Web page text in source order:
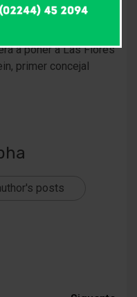
florenses que
a poner a Las Flores
primer concejal
posts